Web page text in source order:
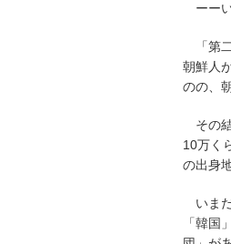
ーー
「第
朝鮮人
のの、
その
10万く
の出身
いま
「韓国